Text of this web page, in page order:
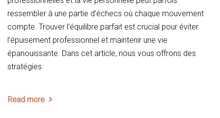
ressembler à une partie d’échecs où chaque mouvement
compte. Trouver l’équilibre parfait est crucial pour éviter
l’épuisement professionnel et maintenir une vie
épanouissante. Dans cet article, nous vous offrons des
stratégies
Read more